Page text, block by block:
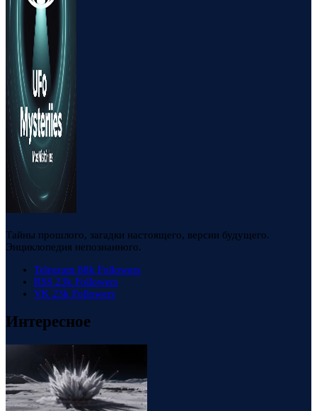
Тайны прошлого, загадки настоящего, версии будущего.
Энциклопедия непознанного.
Telegram 88k Followers
RSS 23k Followers
VK 23k Followers
Интересное